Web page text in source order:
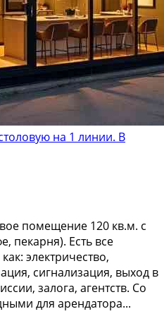
на 1 линии. В
помещение 120 кв.м. с
пекарня). Есть все
электричество,
сигнализация, выход в
залога, агентств. Со
для арендатора...